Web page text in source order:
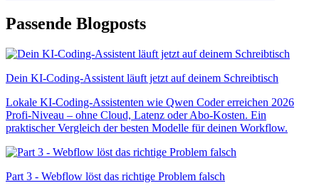
Passende Blogposts
Dein KI-Coding-Assistent läuft jetzt auf deinem Schreibtisch
Lokale KI-Coding-Assistenten wie Qwen Coder erreichen 2026
Profi-Niveau – ohne Cloud, Latenz oder Abo-Kosten. Ein
praktischer Vergleich der besten Modelle für deinen Workflow.
Part 3 - Webflow löst das richtige Problem falsch